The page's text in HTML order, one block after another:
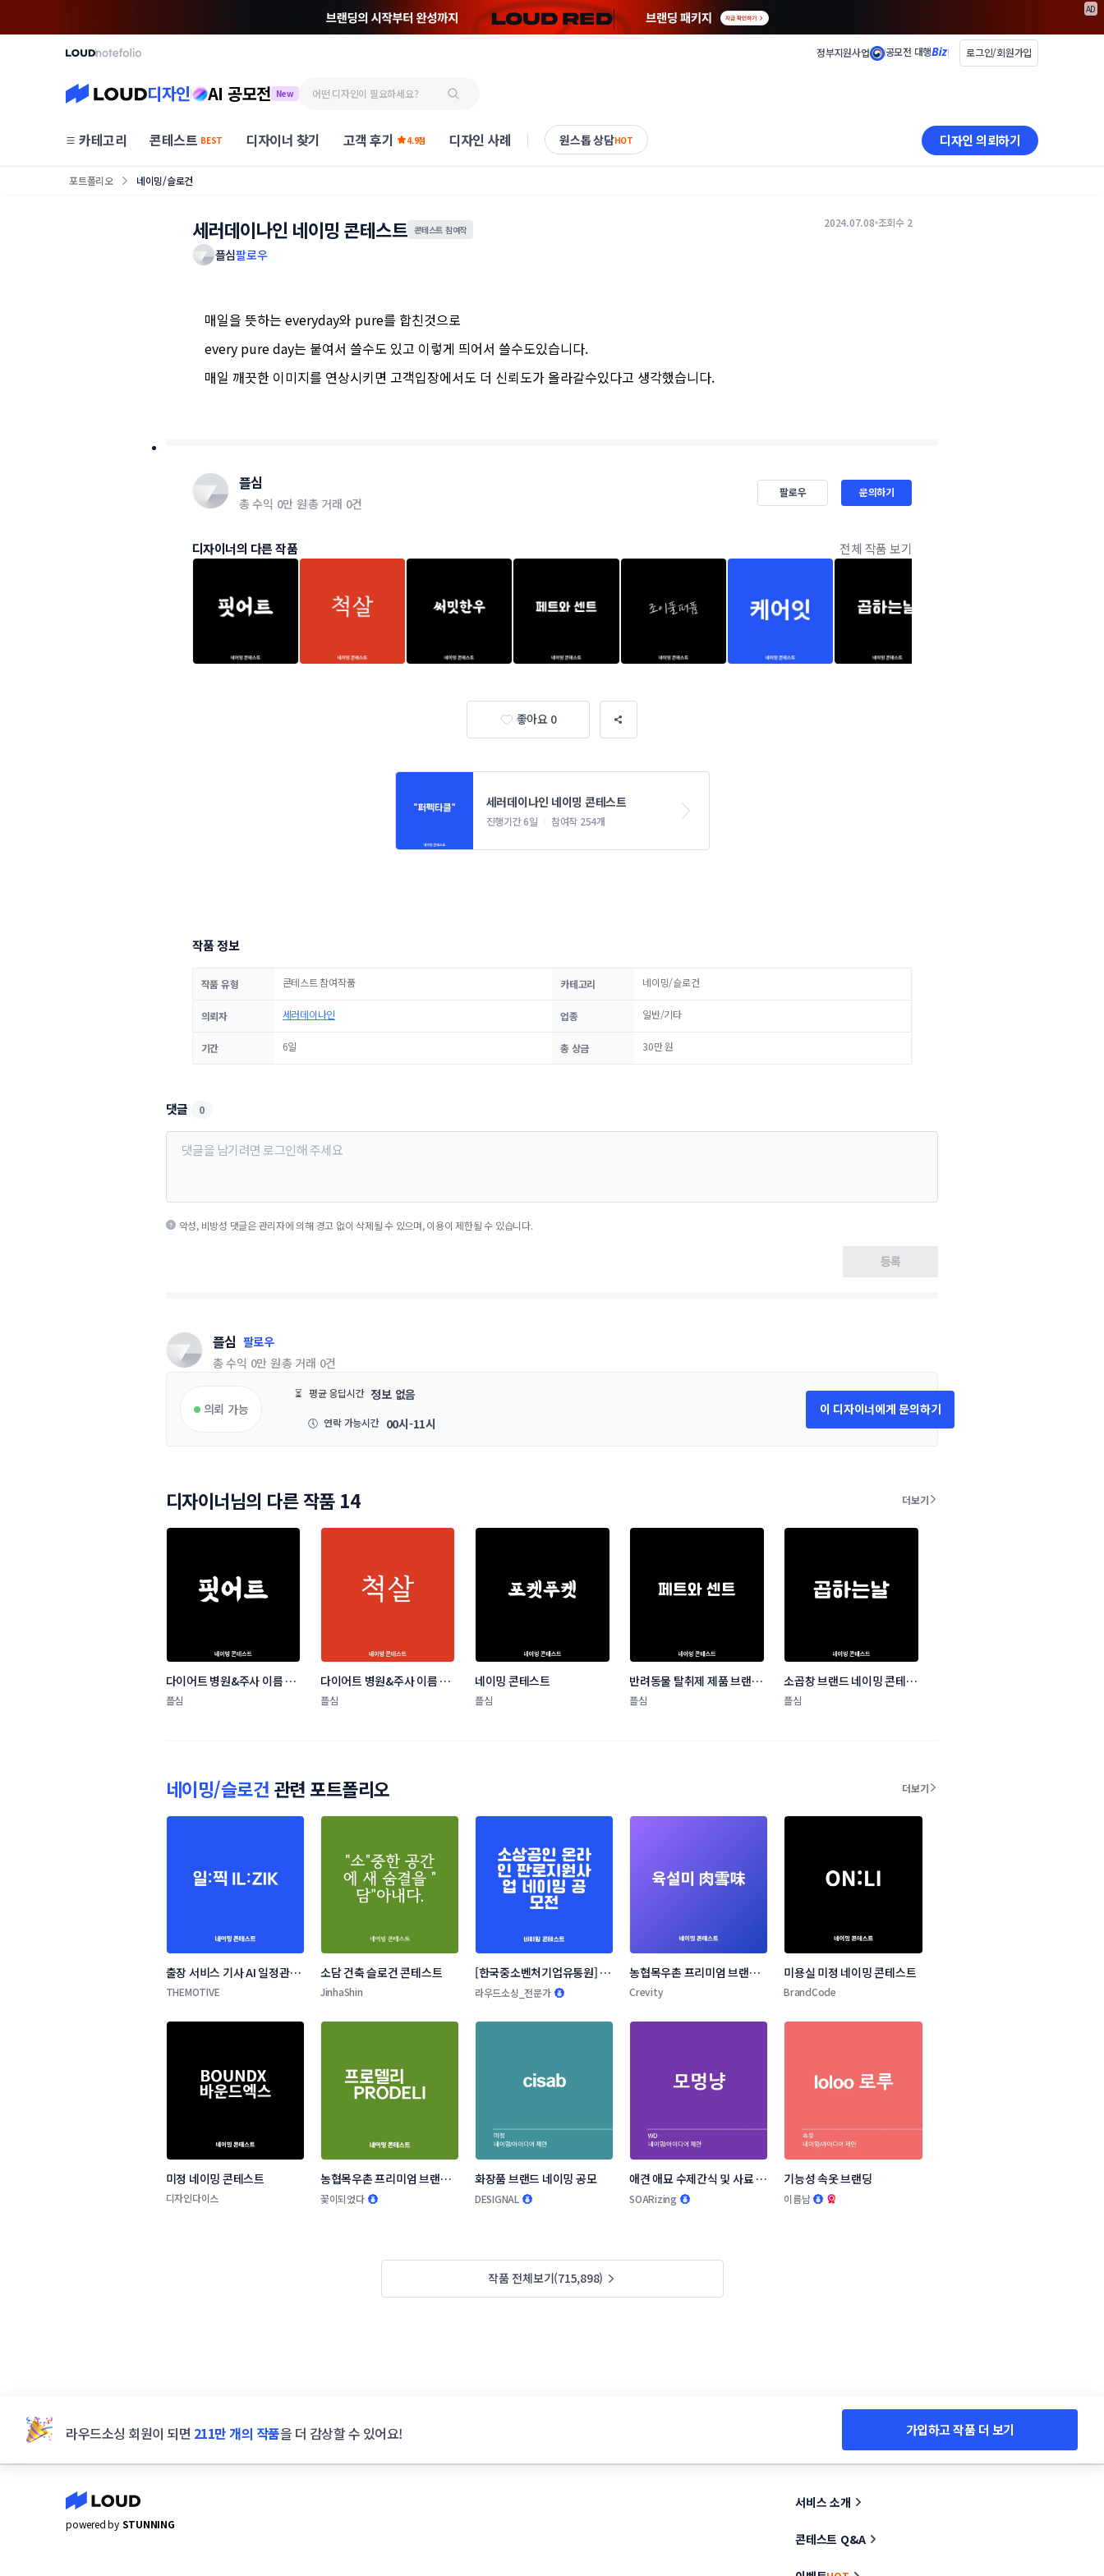
AD
정부지원사업 공모전 대행 로그인/회원가입
디자인 AI 공모전 New
카테고리 콘테스트 BEST 디자이너 찾기 고객 후기 4.9점 디자인 사례 원스톱 상담HOT 디자인 의뢰하기
포트폴리오 네이밍/슬로건
세러데이나인 네이밍 콘테스트 콘테스트 참여작 2024.07.08 조회수 2
플심팔로우
매일을 뜻하는 everyday와 pure를 합친것으로
every pure day는 붙여서 쓸수도 있고 이렇게 띄어서 쓸수도있습니다.
매일 깨끗한 이미지를 연상시키면 고객입장에서도 더 신뢰도가 올라갈수있다고 생각했습니다.
플심
총 수익 0만 원총 거래 0건
팔로우 문의하기
디자이너의 다른 작품 전체 작품 보기
좋아요 0
세러데이나인 네이밍 콘테스트
진행기간 6일 참여작 254개
작품 정보
작품 유형 콘테스트 참여작품
의뢰자 세러데이나인
기간 6일
카테고리 네이밍/슬로건
업종 일반/기타
총 상금 30만 원
댓글 0
악성, 비방성 댓글은 관리자에 의해 경고 없이 삭제될 수 있으며, 이용이 제한될 수 있습니다.
등록
플심 팔로우
총 수익 0만 원총 거래 0건
의뢰 가능
⏳ 평균 응답시간 정보 없음
🕔 연락 가능시간 00시-11시
이 디자이너에게 문의하기
디자이너님의 다른 작품 14 더보기
다이어트 병원&주사 이름 네
이밍 콘테스트
플심
다이어트 병원&주사 이름 네
이밍 콘테스트
플심
네이밍 콘테스트
플심
반려동물 탈취제 제품 브랜드
네이밍 콘테스트
플심
소곱창 브랜드 네이밍 콘테스
트
플심
네이밍/슬로건 관련 포트폴리오 더보기
출장 서비스 기사 AI 일정관리
앱 네이밍 콘테스트
THEMOTIVE
소담 건축 슬로건 콘테스트
JinhaShin
[한국중소벤처기업유통원] 소
상공인 온라인 판로지원사업
라우드소싱_전문가
농협목우촌 프리미엄 브랜드
네이밍 공모
Crevity
미용실 미정 네이밍 콘테스트
BrandCode
미정 네이밍 콘테스트
디자인다이스
농협목우촌 프리미엄 브랜드
네이밍 공모
꽃이되었다
화장품 브랜드 네이밍 공모
DESIGNAL
애견 애묘 수제간식 및 사료 브
랜드 작명부탁드립니다.
SOARizing
기능성 속옷 브랜딩
이름남
작품 전체보기(715,898)
라우드소싱 회원이 되면 211만 개의 작품을 더 감상할 수 있어요! 가입하고 작품 더 보기
powered by STUNNING
서비스 소개
콘테스트 Q&A